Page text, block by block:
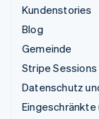
Kundenstories
Blog
Gemeinde
Stripe Sessions
Datenschutz
Eingeschränkte